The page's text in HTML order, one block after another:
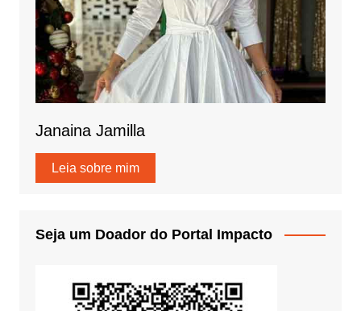
Janaina Jamilla
Leia sobre mim
Seja um Doador do Portal Impacto